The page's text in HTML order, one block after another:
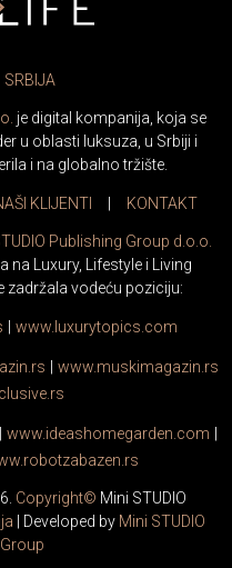
SRBIJA
je digital kompanija, koja se
u oblasti luksuza, u Srbiji i
i na globalno tržište.
KLIJENTI KONTAKT
Publishing Group d.o.o.
Luxury, Lifestyle i Living
zadržala vodeću poziciju:
www. luxurytopics.com
www.muskimagazin.rs
www.ideashomegarden.com
robotzabazen.rs
Copyright© Mini STUDIO
| Developed by Mini STUDIO